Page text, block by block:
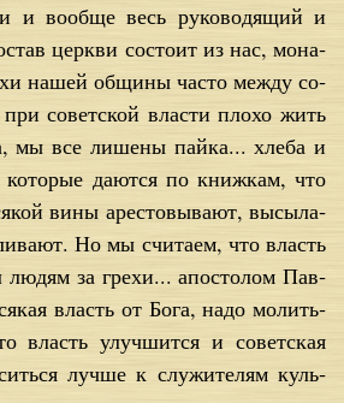
и во­об­ще весь ру­ко­во­дя­щий и
церк­ви со­сто­ит из нас, мо­на­
на­шей об­щи­ны ча­сто меж­ду со­
со­вет­ской вла­сти пло­хо жить
мы все ли­ше­ны пай­ка... хле­ба и
ко­то­рые да­ют­ся по книж­кам, что
ви­ны аре­сто­вы­ва­ют, вы­сы­ла­
Но мы счи­та­ем, что власть
лю­дям за гре­хи... апо­сто­лом Пав­
власть от Бо­га, на­до мо­лить­
власть улуч­шит­ся и со­вет­ская
луч­ше к слу­жи­те­лям куль­